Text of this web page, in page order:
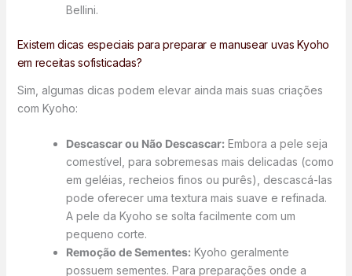
Bellini.
Existem dicas especiais para preparar e manusear uvas Kyoho
em receitas sofisticadas?
Sim, algumas dicas podem elevar ainda mais suas criações
com Kyoho:
Descascar ou Não Descascar:Embora a pele seja
comestível, para sobremesas mais delicadas (como
em geléias, recheios finos ou purês), descascá-las
pode oferecer uma textura mais suave e refinada.
A pele da Kyoho se solta facilmente com um
pequeno corte.
Remoção de Sementes:Kyoho geralmente
possuem sementes. Para preparações onde a